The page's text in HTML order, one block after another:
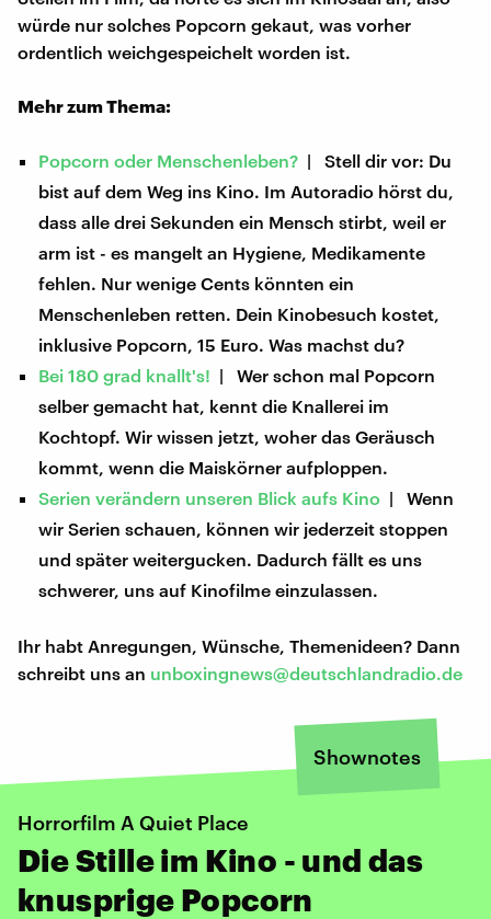
würde nur solches Popcorn gekaut, was vorher
ordentlich weichgespeichelt worden ist.
Mehr zum Thema:
Popcorn oder Menschenleben? | Stell dir vor: Du
bist auf dem Weg ins Kino. Im Autoradio hörst du,
dass alle drei Sekunden ein Mensch stirbt, weil er
arm ist - es mangelt an Hygiene, Medikamente
fehlen. Nur wenige Cents könnten ein
Menschenleben retten. Dein Kinobesuch kostet,
inklusive Popcorn, 15 Euro. Was machst du?
Bei 180 grad knallt's! | Wer schon mal Popcorn
selber gemacht hat, kennt die Knallerei im
Kochtopf. Wir wissen jetzt, woher das Geräusch
kommt, wenn die Maiskörner aufploppen.
Serien verändern unseren Blick aufs Kino | Wenn
wir Serien schauen, können wir jederzeit stoppen
und später weitergucken. Dadurch fällt es uns
schwerer, uns auf Kinofilme einzulassen.
Ihr habt Anregungen, Wünsche, Themenideen? Dann
schreibt uns an unboxingnews@deutschlandradio.de
Shownotes
Horrorfilm A Quiet Place
Die Stille im Kino - und das
knusprige Popcorn